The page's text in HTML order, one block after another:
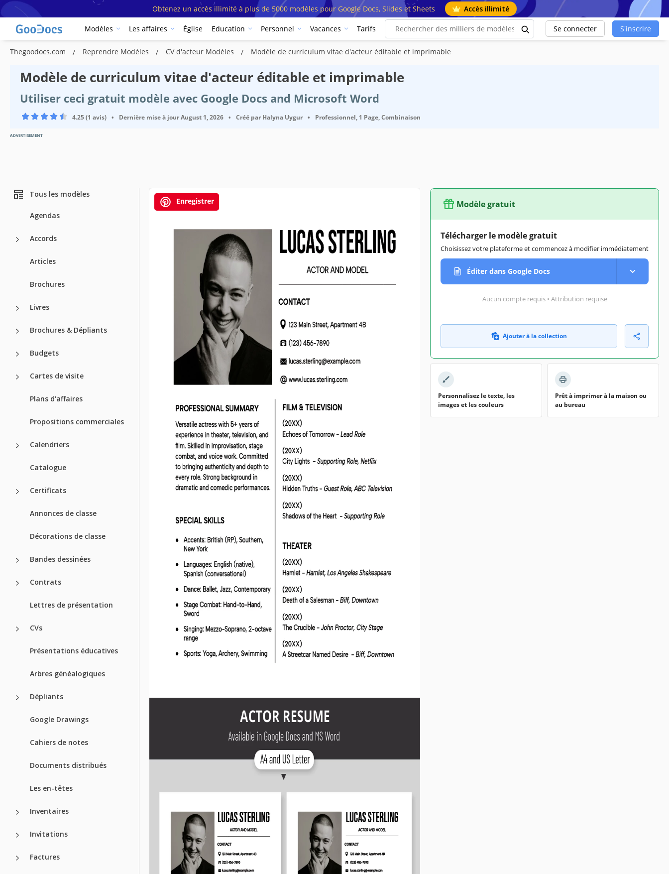
Obtenez un accès illimité à plus de 5000 modèles pour Google Docs, Slides et Sheets Accès illimité
Modèles Les affaires Église Education Personnel Vacances Tarifs Se connecter S'inscrire
Thegoodocs.com Reprendre Modèles CV d'acteur Modèles Modèle de curriculum vitae d'acteur éditable et imprimable
Modèle de curriculum vitae d'acteur éditable et imprimable
Utiliser ceci gratuit modèle avec Google Docs and Microsoft Word
4.25 (1 avis) • Dernière mise à jourAugust 1, 2026 • Créé par Halyna Uygur • Professionnel, 1 Page, Combinaison
ADVERTISEMENT
Tous les modèles
Agendas
Accords
Articles
Brochures
Livres
Brochures & Dépliants
Budgets
Cartes de visite
Plans d'affaires
Propositions commerciales
Calendriers
Catalogue
Certificats
Annonces de classe
Décorations de classe
Bandes dessinées
Contrats
Lettres de présentation
CVs
Présentations éducatives
Arbres généalogiques
Dépliants
Google Drawings
Cahiers de notes
Documents distribués
Les en-têtes
Inventaires
Invitations
Factures
Enregistrer Modèle gratuit
Télécharger le modèle gratuit
Choisissez votre plateforme et commencez à modifier immédiatement
Éditer dans Google Docs
Aucun compte requis • Attribution requise
Ajouter à la collection
Personnalisez le texte, les
images et les couleurs
Prêt à imprimer à la maison ou
au bureau